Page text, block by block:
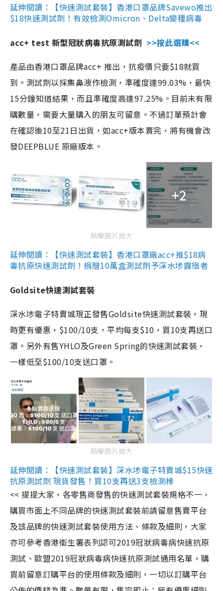
延伸閱讀：【快速測試套裝】香港口罩品牌Savewo推出
$18快速測試劑！有效檢測Omicron、Delta變種病毒
acc+ test 新型冠狀病毒抗原測試劑 >>按此選購<<
產品由香港口罩品牌acc+ 推出，抗疫價只要$18就買
到。測試劑以採集鼻液作檢測，準確度達99.03%，最快
15分鐘知道結果，而且準確度高達97.25%。目前未有限
購數量，需要大量購入的朋友可留意。不過訂單預計會
在確認後10至21日出貨，如acc+版本賣完，將有機會改
發DEEPBLUE 原廠版本。
+2
點擊圖片放大
延伸閱讀：【快速測試套裝】香港口罩廠acc+推$18病
毒抗原快速測試劑！捐贈10萬盒測試劑予深水埗露宿者
Goldsite快速測試套裝
深水埗電子特賣城現正發售Goldsite快速測試套裝，現
時更有優惠，$100/10支，平均每支$10，買10支再送口
罩。另外有售YHLO及Green Spring的快速測試套裝，
一樣低至$100/10支送口罩。
點擊圖片放大
延伸閱讀：【快速測試套裝】深水埗電子特賣城$15快速
抗原測試劑 現貨發售！買10支再送3支檢測棒
<< 提提大家，各零售商發售的快速測試套裝規格不一，
購買市面上不同品牌的快速測試套裝前請留意售賣平台
及該品牌的快速測試套裝使用方法、條款及細則，大家
亦可參考香港衞生署表列認可2019冠狀病毒病快速抗原
測試、歐盟2019冠狀病毒病快速抗原測試通用名單，購
買前留意訂購平台的使用條款及細則，一切以訂購平台